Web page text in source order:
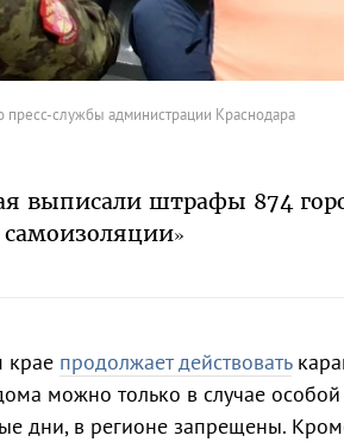
службы администрации Краснодара
выписали штрафы 874
крае продолжает действовать
можно только в случае
дни, в регионе запрещены.